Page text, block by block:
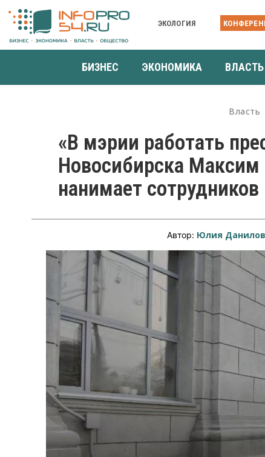
ЭКОЛОГИЯ
БИЗНЕС ЭКОНОМИКА ВЛАСТЬ
Власть
«В мэрии работать
Новосибирска Максим
нанимает сотрудников
Автор: Юлия